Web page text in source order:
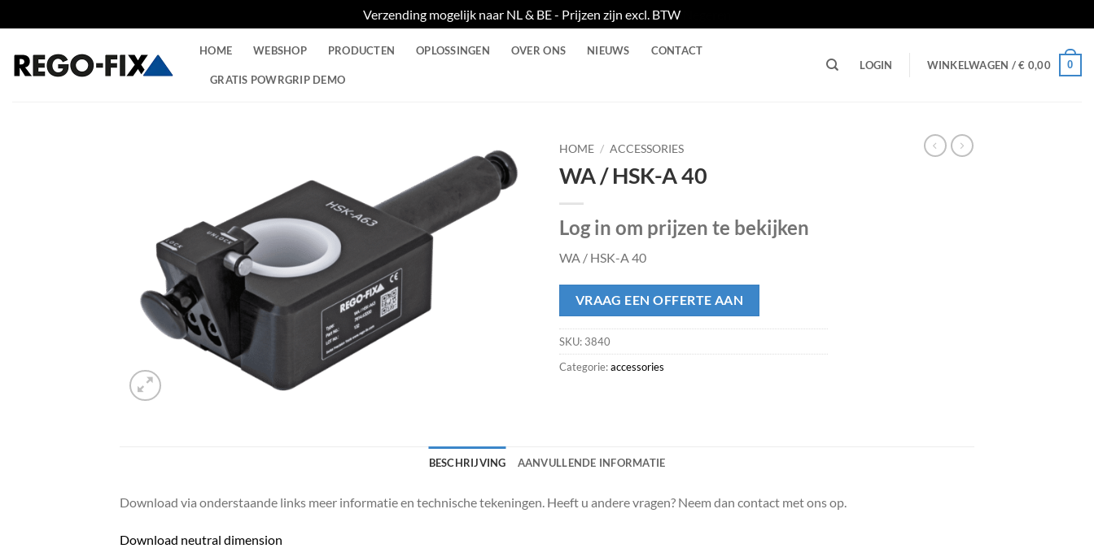
Verzending mogelijk naar NL & BE - Prijzen zijn excl. BTW
naar
inhoud
HOME WEBSHOP PRODUCTEN OPLOSSINGEN OVER ONS NIEUWS CONTACT
GRATIS POWRGRIP DEMO
LOGIN WINKELWAGEN /€ 0,00 0
HOME / ACCESSORIES
WA / HSK-A 40
Log in om prijzen te bekijken
WA / HSK-A 40
VRAAG EEN OFFERTE AAN
SKU: 3840
Categorie:accessories
BESCHRIJVING AANVULLENDE INFORMATIE
Download via onderstaande links meer informatie en technische tekeningen. Heeft u andere vragen? Neem dan contact met ons op.
Download neutral dimension